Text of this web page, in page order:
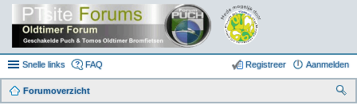
Snelle links FAQ Aanmelden
Registreer
Forumoverzicht